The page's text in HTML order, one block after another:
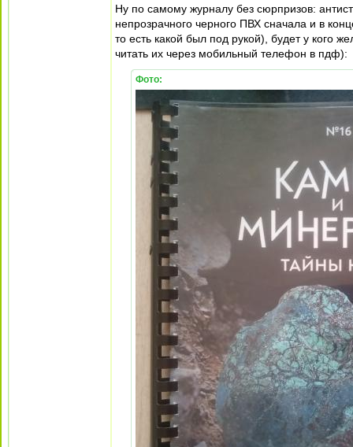
Ну по самому журналу без сюрпризов:
непрозрачного черного ПВХ сначала и в
то есть какой был под рукой), будет у кого
читать их через мобильный телефон в пдф):
Фото: